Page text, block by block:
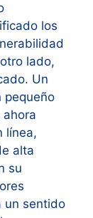
los
lado,
Un
pequeño
línea,
alta
su
un sentido